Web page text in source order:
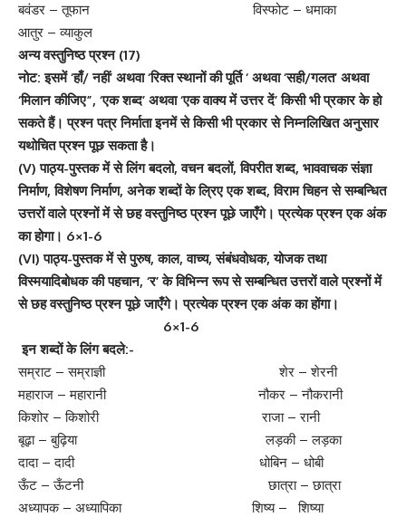
बवंडर – तूफान विस्फोट – धमाका
आतुर – व्याकुल
अन्य वस्तुनिष्ठ प्रश्न (17)
नोट: इसमें ‘हाँ/ नहीं’ अथवा ‘रिक्त स्थानों की पूर्ति ‘ अथवा ‘सही/गलत’ अथवा
‘मिलान कीजिए”, ‘एक शब्द’ अथवा ‘एक वाक्य में उत्तर दें’किसी भी प्रकार के हो
सकते हैं। प्रश्न पत्र निर्माता इनमें से किसी भी प्रकार से निम्नलिखित अनुसार
यथोचित प्रश्न पूछ सकता है।
(V)पाठ्य-पुस्तक में से लिंग बदलो,वचन बदलों,विपरीत शब्द, भाववाचक संज्ञा
निर्माण,विशेषण निर्माण, अनेक शब्दों के ल्रिए एक शब्द,विराम चिहन से सम्बन्धित
उत्तरों वाले प्रश्नों में से छह वस्तुनिष्ठ प्रश्न पूछे जाएँगे। प्रत्येक प्रश्न एक अंक
का होगा। 6×1-6
(VI)पाठ्य-पुस्तक में से पुरुष,काल,वाच्य,संबंधवोधक,योजक तथा
विस्मयादिबोधक की पहचान, ‘र’के विभिन्‍न रूप से सम्बन्धित उत्तरों वाले प्रश्नों में
से छह वस्तुनिष्ठ प्रश्न पूछे जाएँगे। प्रत्येक प्रश्न एक अंक का होंगा।
6×1-6
इन शब्दों के लिंग बदले:-
सम्राट – सम्राज्ञी शेर – शेरनी
महाराज – महारानी नौकर – नौकरानी
किशोर – किशोरी राजा – रानी
बूढ़ा – बुढ़िया लड़की – लड़का
दादा – दादी धोबिन – धोबी
ऊँट – ऊँटनी छात्रा – छात्रा
अध्यापक – अध्यापिका शिष्य – शिष्या